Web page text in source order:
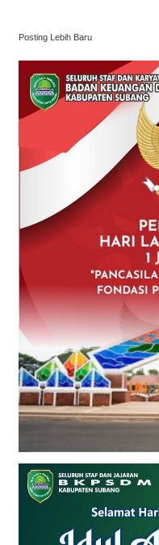
Posting Lebih Baru